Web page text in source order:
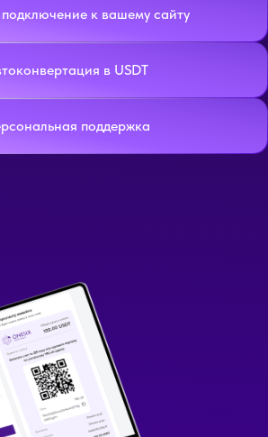
к вашему сайту
в USDT
поддержка